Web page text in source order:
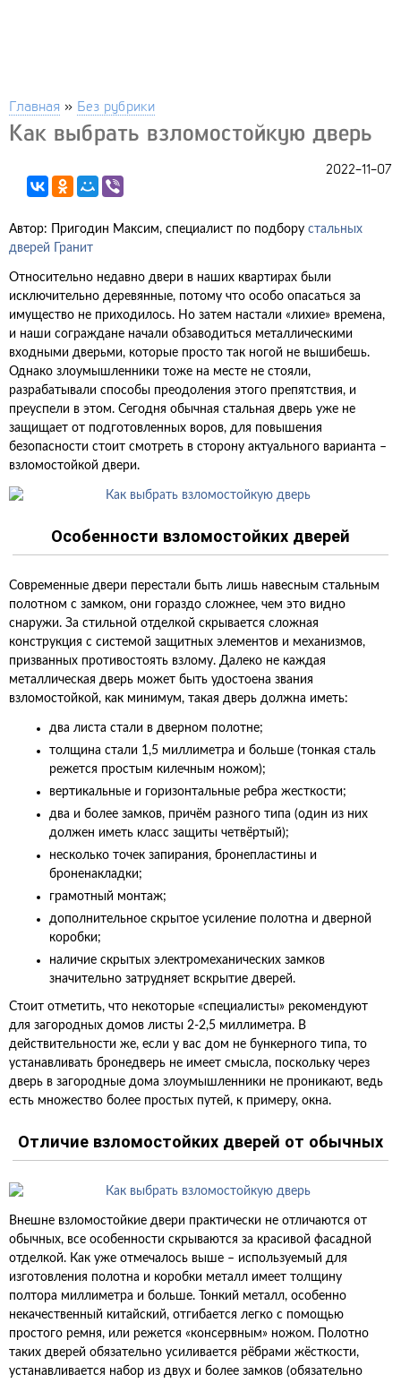
Главная » Без рубрики
Как выбрать взломостойкую дверь
2022-11-07
Автор: Пригодин Максим, специалист по подбору стальных
дверей Гранит
Относительно недавно двери в наших квартирах были
исключительно деревянные, потому что особо опасаться за
имущество не приходилось. Но затем настали «лихие» времена,
и наши сограждане начали обзаводиться металлическими
входными дверьми, которые просто так ногой не вышибешь.
Однако злоумышленники тоже на месте не стояли,
разрабатывали способы преодоления этого препятствия, и
преуспели в этом. Сегодня обычная стальная дверь уже не
защищает от подготовленных воров, для повышения
безопасности стоит смотреть в сторону актуального варианта –
взломостойкой двери.
Особенности взломостойких дверей
Современные двери перестали быть лишь навесным стальным
полотном с замком, они гораздо сложнее, чем это видно
снаружи. За стильной отделкой скрывается сложная
конструкция с системой защитных элементов и механизмов,
призванных противостоять взлому. Далеко не каждая
металлическая дверь может быть удостоена звания
взломостойкой, как минимум, такая дверь должна иметь:
два листа стали в дверном полотне;
толщина стали 1,5 миллиметра и больше (тонкая сталь
режется простым килечным ножом);
вертикальные и горизонтальные ребра жесткости;
два и более замков, причём разного типа (один из них
должен иметь класс защиты четвёртый);
несколько точек запирания, бронепластины и
броненакладки;
грамотный монтаж;
дополнительное скрытое усиление полотна и дверной
коробки;
наличие скрытых электромеханических замков
значительно затрудняет вскрытие дверей.
Стоит отметить, что некоторые «специалисты» рекомендуют
для загородных домов листы 2-2,5 миллиметра. В
действительности же, если у вас дом не бункерного типа, то
устанавливать бронедверь не имеет смысла, поскольку через
дверь в загородные дома злоумышленники не проникают, ведь
есть множество более простых путей, к примеру, окна.
Отличие взломостойких дверей от обычных
Внешне взломостойкие двери практически не отличаются от
обычных, все особенности скрываются за красивой фасадной
отделкой. Как уже отмечалось выше – используемый для
изготовления полотна и коробки металл имеет толщину
полтора миллиметра и больше. Тонкий металл, особенно
некачественный китайский, отгибается легко с помощью
простого ремня, или режется «консервным» ножом. Полотно
таких дверей обязательно усиливается рёбрами жёсткости,
устанавливается набор из двух и более замков (обязательно